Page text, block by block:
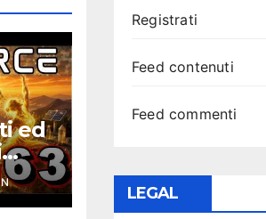
ed
Registrati
Feed contenuti
Feed commenti
LEGAL